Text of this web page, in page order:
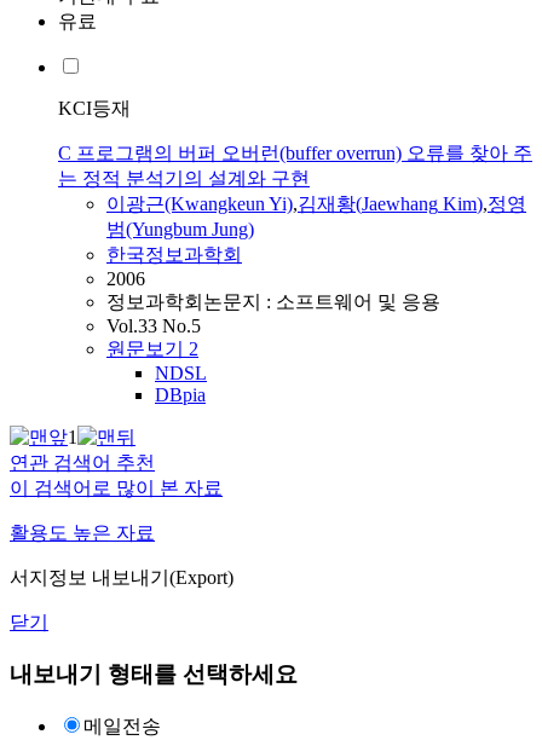
유료
KCI등재
C 프로그램의 버퍼 오버런(buffer overrun) 오류를 찾아 주
는 정적 분석기의 설계와 구현
이광근(Kwangkeun Yi),김재황(Jaewhang Kim),정영
범(Yungbum Jung)
한국정보과학회
2006
정보과학회논문지 : 소프트웨어 및 응용
Vol.33 No.5
원문보기 2
NDSL
DBpia
1
연관 검색어 추천
이 검색어로 많이 본 자료
활용도 높은 자료
서지정보 내보내기(Export)
닫기
내보내기 형태를 선택하세요
메일전송